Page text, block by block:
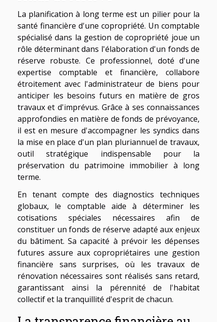
La planification à long terme est un pilier pour la
santé financière d'une copropriété. Un comptable
spécialisé dans la gestion de copropriété joue un
rôle déterminant dans l'élaboration d'un fonds de
réserve robuste. Ce professionnel, doté d'une
expertise comptable et financière, collabore
étroitement avec l'administrateur de biens pour
anticiper les besoins futurs en matière de gros
travaux et d'imprévus. Grâce à ses connaissances
approfondies en matière de fonds de prévoyance,
il est en mesure d'accompagner les syndics dans
la mise en place d'un plan pluriannuel de travaux,
outil stratégique indispensable pour la
préservation du patrimoine immobilier à long
terme.
En tenant compte des diagnostics techniques
globaux, le comptable aide à déterminer les
cotisations spéciales nécessaires afin de
constituer un fonds de réserve adapté aux enjeux
du bâtiment. Sa capacité à prévoir les dépenses
futures assure aux copropriétaires une gestion
financière sans surprises, où les travaux de
rénovation nécessaires sont réalisés sans retard,
garantissant ainsi la pérennité de l'habitat
collectif et la tranquillité d'esprit de chacun.